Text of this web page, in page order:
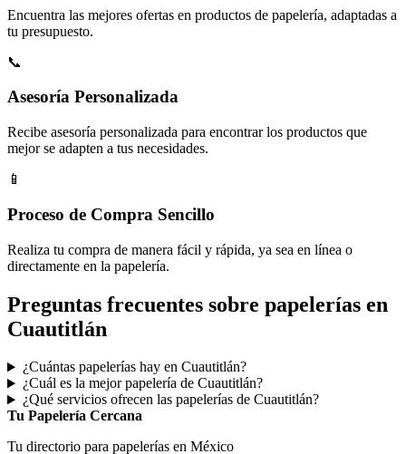
Encuentra las mejores ofertas en productos de papelería, adaptadas a
tu presupuesto.
📞
Asesoría Personalizada
Recibe asesoría personalizada para encontrar los productos que
mejor se adapten a tus necesidades.
📱
Proceso de Compra Sencillo
Realiza tu compra de manera fácil y rápida, ya sea en línea o
directamente en la papelería.
Preguntas frecuentes sobre papelerías en
Cuautitlán
¿Cuántas papelerías hay en Cuautitlán?
¿Cuál es la mejor papelería de Cuautitlán?
¿Qué servicios ofrecen las papelerías de Cuautitlán?
Tu Papelería Cercana
Tu directorio para papelerías en México